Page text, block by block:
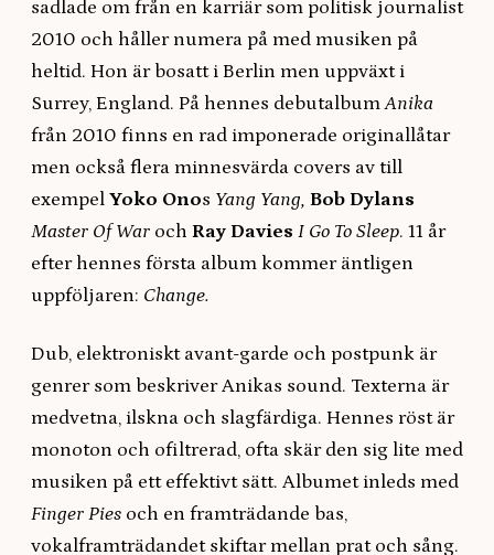
sadlade om från en karriär som politisk journalist
2010 och håller numera på med musiken på
heltid. Hon är bosatt i Berlin men uppväxt i
Surrey, England. På hennes debutalbumAnika
från 2010 finns en rad imponerade originallåtar
men också flera minnesvärda covers av till
exempel Yoko Onos Yang Yang, Bob Dylans
Master Of War och Ray Davies I Go To Sleep. 11 år
efter hennes första album kommer äntligen
uppföljaren: Change.
Dub, elektroniskt avant-garde och postpunk är
genrer som beskriver Anikas sound. Texterna är
medvetna, ilskna och slagfärdiga. Hennes röst är
monoton och ofiltrerad, ofta skär den sig lite med
musiken på ett effektivt sätt. Albumet inleds med
Finger Pies och en framträdande bas,
vokalframträdandet skiftar mellan prat och sång.